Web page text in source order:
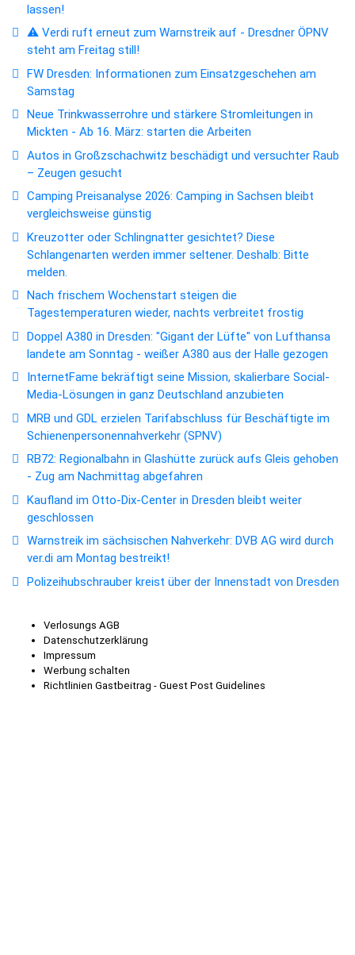
lassen!
⚠️ Verdi ruft erneut zum Warnstreik auf - Dresdner ÖPNV
steht am Freitag still!
FW Dresden: Informationen zum Einsatzgeschehen am
Samstag
Neue Trinkwasserrohre und stärkere Stromleitungen in
Mickten - Ab 16. März: starten die Arbeiten
Autos in Großzschachwitz beschädigt und versuchter Raub
– Zeugen gesucht
Camping Preisanalyse 2026: Camping in Sachsen bleibt
vergleichsweise günstig
Kreuzotter oder Schlingnatter gesichtet? Diese
Schlangenarten werden immer seltener. Deshalb: Bitte
melden.
Nach frischem Wochenstart steigen die
Tagestemperaturen wieder, nachts verbreitet frostig
Doppel A380 in Dresden: "Gigant der Lüfte" von Lufthansa
landete am Sonntag - weißer A380 aus der Halle gezogen
InternetFame bekräftigt seine Mission, skalierbare Social-
Media-Lösungen in ganz Deutschland anzubieten
MRB und GDL erzielen Tarifabschluss für Beschäftigte im
Schienenpersonennahverkehr (SPNV)
RB72: Regionalbahn in Glashütte zurück aufs Gleis gehoben
- Zug am Nachmittag abgefahren
Kaufland im Otto-Dix-Center in Dresden bleibt weiter
geschlossen
Warnstreik im sächsischen Nahverkehr: DVB AG wird durch
ver.di am Montag bestreikt!
Polizeihubschrauber kreist über der Innenstadt von Dresden
Verlosungs AGB
Datenschutzerklärung
Impressum
Werbung schalten
Richtlinien Gastbeitrag - Guest Post Guidelines